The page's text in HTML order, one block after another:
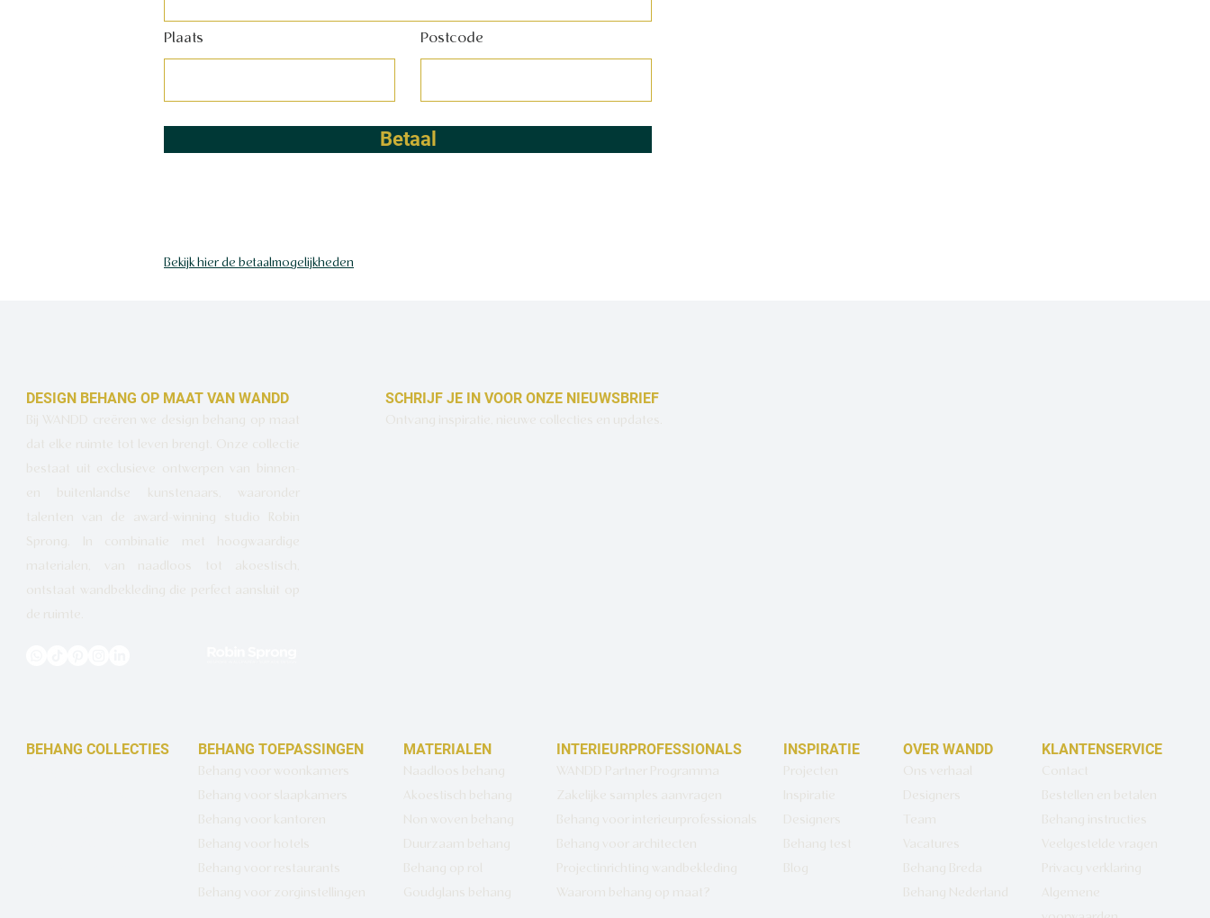
Plaats Postcode
Betaal
Bekijk hier de betaalmogelijkheden
DESIGN BEHANG OP MAAT VAN WANDD
Bij WANDD creëren we design behang op maat
dat elke ruimte tot leven brengt. Onze collectie
bestaat uit exclusieve ontwerpen van binnen-
en buitenlandse kunstenaars, waaronder
talenten van de award-winning studio Robin
Sprong. In combinatie met hoogwaardige
materialen, van naadloos tot akoestisch,
ontstaat wandbekleding die perfect aansluit op
de ruimte.
SCHRIJF JE IN VOOR ONZE NIEUWSBRIEF
Ontvang inspiratie, nieuwe collecties en updates.
BEHANG COLLECTIES BEHANG TOEPASSINGEN
Behang voor woonkamers
Behang voor slaapkamers
Behang voor kantoren
Behang voor hotels
Behang voor restaurants
Behang voor zorginstellingen
MATERIALEN
Naadloos behang
Akoestisch behang
Non woven behang
Duurzaam behang
Behang op rol
Goudglans behang
INTERIEURPROFESSIONALS
WANDD Partner Programma
Zakelijke samples aanvragen
Behang voor interieurprofessionals
Behang voor architecten
Projectinrichting wandbekleding
Waarom behang op maat?
INSPIRATIE
Projecten
Inspiratie
Designers
Behang test
Blog
OVER WANDD
Ons verhaal
Designers
Team
Vacatures
Behang Breda
Behang Nederland
KLANTENSERVICE
Contact
Bestellen en betalen
Behang instructies
Veelgestelde vragen
Privacy verklaring
Algemene